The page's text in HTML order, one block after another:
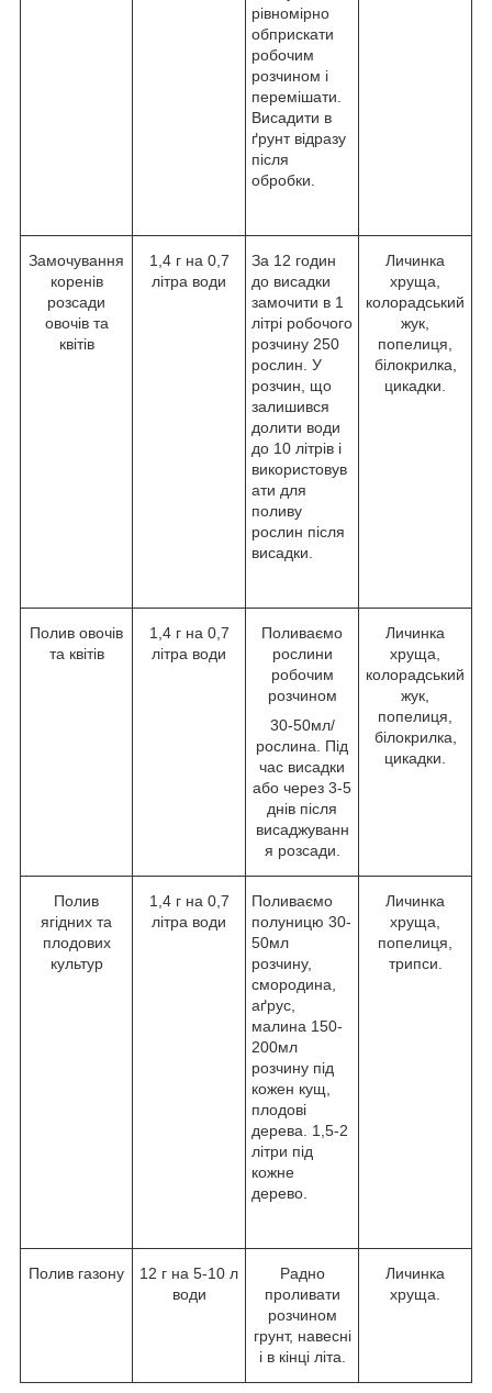
рівномірно
обприскати
робочим
розчином і
перемішати.
Висадити в
ґрунт відразу
після
обробки.
Замочування
коренів
розсади
овочів та
квітів
1,4 г на 0,7
літра води
За 12 годин
до висадки
замочити в 1
літрі робочого
розчину 250
рослин. У
розчин, що
залишився
долити води
до 10 літрів і
використовув
ати для
поливу
рослин після
висадки.
Личинка
хруща,
колорадський
жук,
попелиця,
білокрилка,
цикадки.
Полив овочів
та квітів
1,4 г на 0,7
літра води
Поливаємо
рослини
робочим
розчином
30-50мл/
рослина. Під
час висадки
або через 3-5
днів після
висаджуванн
я розсади.
Личинка
хруща,
колорадський
жук,
попелиця,
білокрилка,
цикадки.
Полив
ягідних та
плодових
культур
1,4 г на 0,7
літра води
Поливаємо
полуницю 30-
50мл
розчину,
смородина,
аґрус,
малина 150-
200мл
розчину під
кожен кущ,
плодові
дерева. 1,5-2
літри під
кожне
дерево.
Личинка
хруща,
попелиця,
трипси.
Полив газону
12 г на 5-10 л
води
Радно
проливати
розчином
грунт, навесні
і в кінці літа.
Личинка
хруща.